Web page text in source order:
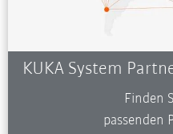
KUKA System
Finden
passenden